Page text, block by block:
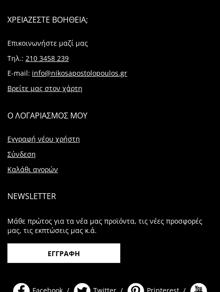
ΧΡΕΙΑΖΕΣΤΕ ΒΟΗΘΕΙΑ;
Επικοινωνήστε μαζί μας
Τηλ.: 210 3458 239
E-mail: info@nikosapostolopoulos.gr
Βρείτε μας στον χάρτη
Ο ΛΟΓΑΡΙΑΣΜΟΣ ΜΟΥ
Εγγραφή νέου χρήστη
Σύνδεση
Καλάθι αγορών
NEWSLETTER
Μάθε πρώτος για τα νέα μας προϊόντα, τις νέες προσφορές
μας, τις εκπτώσεις μας κ.ά.
ΕΓΓΡΑΦΗ